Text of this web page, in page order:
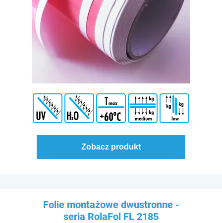
Zobacz produkt
Folie montażowe dwustronne -
seria RolaFol FL 2185